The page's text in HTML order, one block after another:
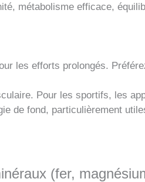
métabolisme efficace,
les efforts prolongés.
Pour les sportifs, les
de fond, particulièrement
(fer,